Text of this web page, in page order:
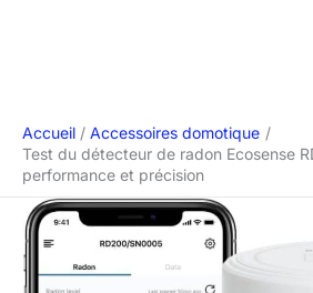
Accueil
Accessoires domotique
Test du détecteur de radon Ecosense
performance et précision